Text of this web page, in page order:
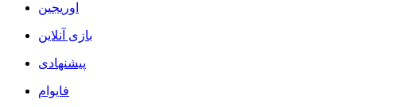
اوریجین
بازی آنلاین
پیشنهادی
فایوام